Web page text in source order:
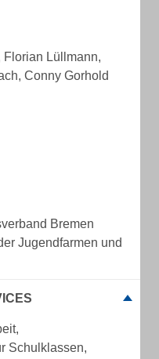
Florian Lüllmann,
Conny Gorhold
Bremen
Jugendfarmen und
Schulklassen,